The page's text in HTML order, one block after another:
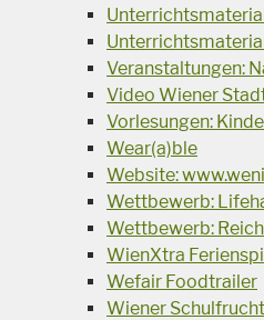
Veranstaltungen:
Video Wiener
Vorlesungen:
Wear(a)ble
Website:
Wettbewerb:
Wettbewerb:
WienXtra
Wefair Foodtrailer
Wiener